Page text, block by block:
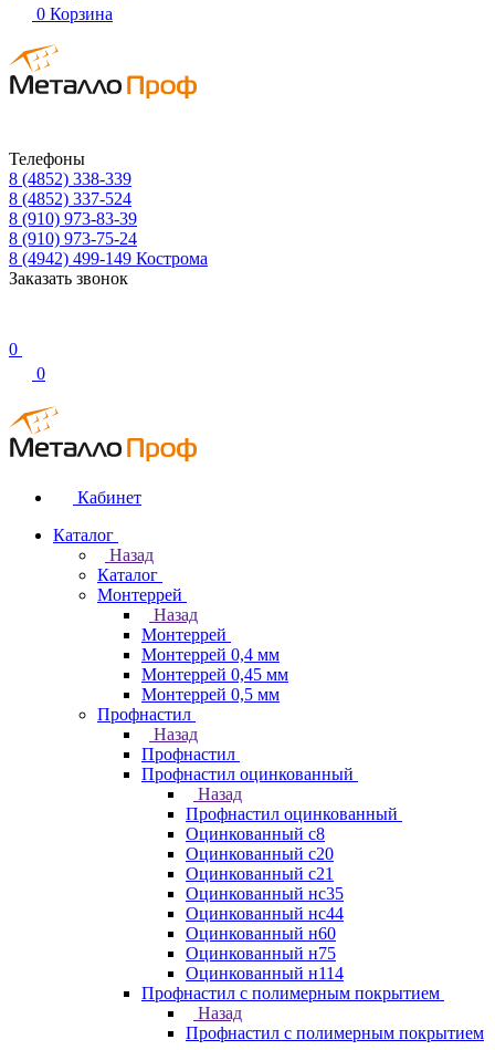
0 Корзина
Телефоны
8 (4852) 338-339
8 (4852) 337-524
8 (910) 973-83-39
8 (910) 973-75-24
8 (4942) 499-149 Кострома
Заказать звонок
0
0
Кабинет
Каталог
Назад
Каталог
Монтеррей
Назад
Монтеррей
Монтеррей 0,4 мм
Монтеррей 0,45 мм
Монтеррей 0,5 мм
Профнастил
Назад
Профнастил
Профнастил оцинкованный
Назад
Профнастил оцинкованный
Оцинкованный с8
Оцинкованный с20
Оцинкованный с21
Оцинкованный нс35
Оцинкованный нс44
Оцинкованный н60
Оцинкованный н75
Оцинкованный н114
Профнастил с полимерным покрытием
Назад
Профнастил с полимерным покрытием